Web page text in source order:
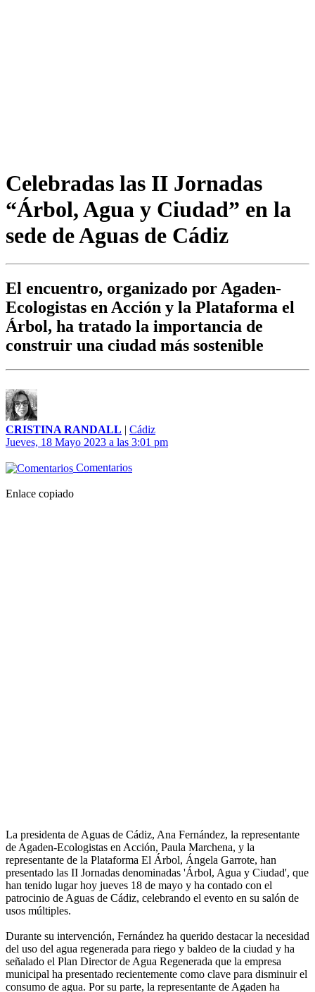
Celebradas las II Jornadas
“Árbol, Agua y Ciudad” en la
sede de Aguas de Cádiz
El encuentro, organizado por Agaden-
Ecologistas en Acción y la Plataforma el
Árbol, ha tratado la importancia de
construir una ciudad más sostenible
CRISTINA RANDALL | Cádiz
Jueves, 18 Mayo 2023 a las 3:01 pm
Comentarios
Enlace copiado
La presidenta de Aguas de Cádiz, Ana Fernández, la representante
de Agaden-Ecologistas en Acción, Paula Marchena, y la
representante de la Plataforma El Árbol, Ángela Garrote, han
presentado las II Jornadas denominadas 'Árbol, Agua y Ciudad', que
han tenido lugar hoy jueves 18 de mayo y ha contado con el
patrocinio de Aguas de Cádiz, celebrando el evento en su salón de
usos múltiples.
Durante su intervención, Fernández ha querido destacar la necesidad
del uso del agua regenerada para riego y baldeo de la ciudad y ha
señalado el Plan Director de Agua Regenerada que la empresa
municipal ha presentado recientemente como clave para disminuir el
consumo de agua. Por su parte, la representante de Agaden ha